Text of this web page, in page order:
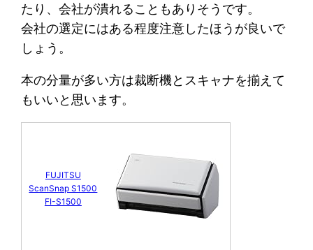
たり、会社が潰れることもありそうです。
会社の選定にはある程度注意したほうが良いで
しょう。
本の分量が多い方は裁断機とスキャナを揃えて
もいいと思います。
FUJITSU
ScanSnap S1500
FI-S1500